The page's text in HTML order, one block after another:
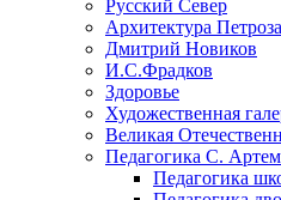
Русский Север
Архитектура
Дмитрий Новиков
И.С.Фрадков
Здоровье
Художественная
Великая
Педагогика С.
Педагогика